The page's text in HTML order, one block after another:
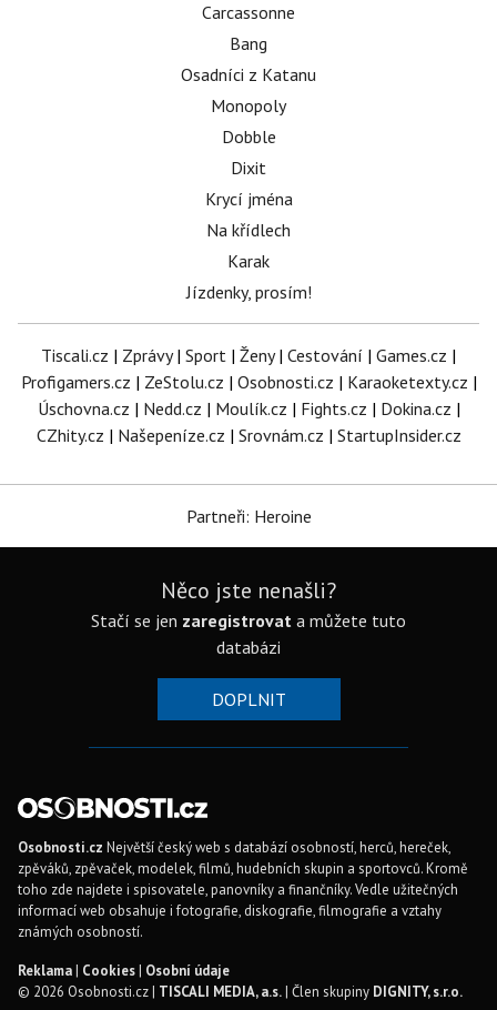
Carcassonne
Bang
Osadníci z Katanu
Monopoly
Dobble
Dixit
Krycí jména
Na křídlech
Karak
Jízdenky, prosím!
Tiscali.cz | Zprávy| Sport | Ženy| Cestování | Games.cz |
Profigamers.cz | ZeStolu.cz | Osobnosti.cz | Karaoketexty.cz |
Úschovna.cz | Nedd.cz | Moulík.cz | Fights.cz | Dokina.cz |
CZhity.cz | Našepeníze.cz | Srovnám.cz | StartupInsider.cz
Partneři: Heroine
Něco jste nenašli?
Stačí se jen zaregistrovat a můžete tuto
databázi
DOPLNIT
Osobnosti.cz Největší český web s databází osobností, herců, hereček,
zpěváků, zpěvaček, modelek, filmů, hudebních skupin a sportovců. Kromě
toho zde najdete i spisovatele, panovníky a finančníky. Vedle užitečných
informací web obsahuje i fotografie, diskografie, filmografie a vztahy
známých osobností.
Reklama| Cookies| Osobní údaje
© 2026 Osobnosti.cz | TISCALI MEDIA, a.s.| Člen skupiny DIGNITY, s.r.o.